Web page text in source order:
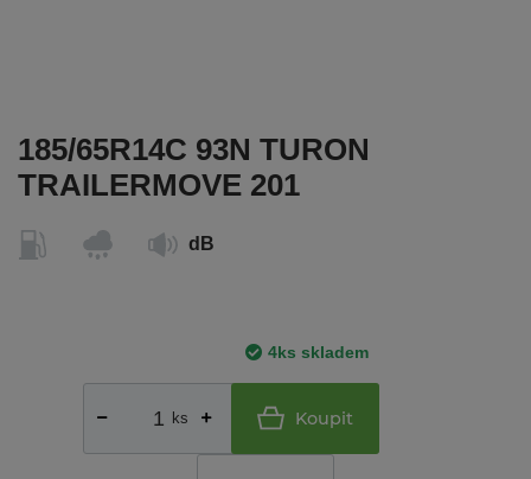
185/65R14C 93N TURON
TRAILERMOVE 201
dB
4ks skladem
ks Koupit